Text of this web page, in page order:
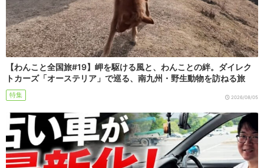
【わんこと全国旅#19】岬を駆ける風と、わんことの絆。ダイレク
トカーズ「オーステリア」で巡る、南九州・野生動物を訪ねる旅
特集 2026/08/05